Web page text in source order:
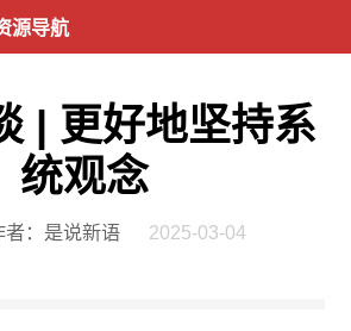
源导航
| 更好地坚持系
统观念
者：是说新语
2025-03-04